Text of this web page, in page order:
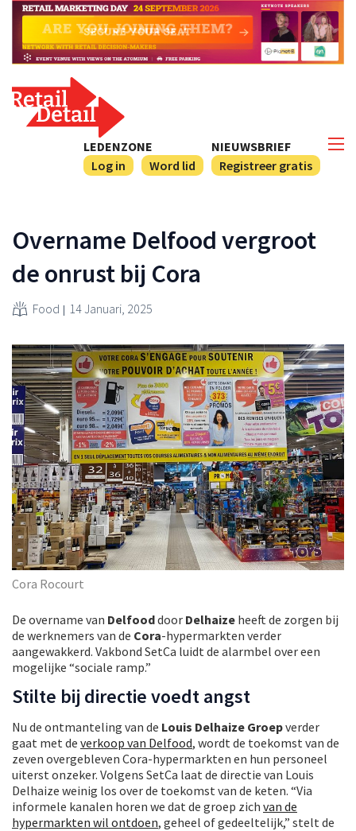
NIEUWSBRIEF
Registreer gratis
LEDENZONE
Log in
Word lid
Overname Delfood vergroot
de onrust bij Cora
Food 14 Januari, 2025
Cora Rocourt
De overname van Delfooddoor Delhaize heeft de zorgen bij
de werknemers van de Cora-hypermarkten verder
aangewakkerd. Vakbond SetCa luidt de alarmbel over een
mogelijke “sociale ramp.”
Stilte bij directie voedt angst
Nu de ontmanteling van de Louis Delhaize Groepverder
gaat met de verkoop van Delfood, wordt de toekomst van de
zeven overgebleven Cora-hypermarkten en hun personeel
uiterst onzeker. Volgens SetCa laat de directie van Louis
Delhaize weinig los over de toekomst van de keten. “Via
informele kanalen horen we dat de groep zich van de
hypermarkten wil ontdoen, geheel of gedeeltelijk,” stelt de